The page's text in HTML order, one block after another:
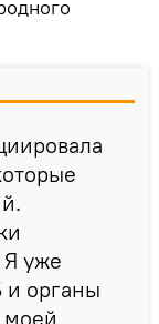
уже
органы
моей